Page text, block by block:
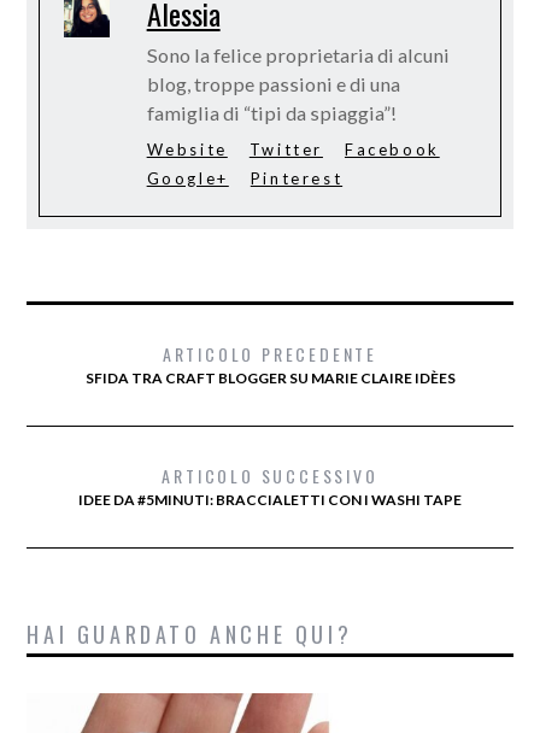
Alessia
Sono la felice proprietaria di alcuni
blog, troppe passioni e di una
famiglia di “tipi da spiaggia”!
Website Twitter
Facebook
Google+
Pinterest
ARTICOLO PRECEDENTE
SFIDA TRA CRAFT BLOGGER SU MARIE CLAIRE IDÈES
ARTICOLO SUCCESSIVO
IDEE DA #5MINUTI: BRACCIALETTI CON I WASHI TAPE
HAI GUARDATO ANCHE QUI?